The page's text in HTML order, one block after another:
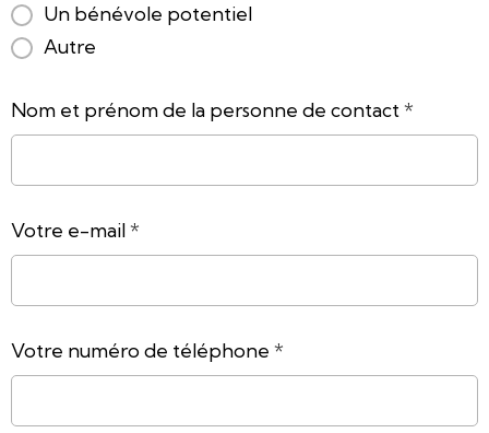
Un bénévole potentiel
Autre
Nom et prénom de la personne de contact
Votre e-mail
Votre numéro de téléphone